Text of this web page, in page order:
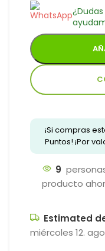
¡Si compras
Puntos! ¡Por
9
producto
Estimated
miércoles 12.